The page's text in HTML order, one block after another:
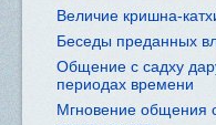
Величие кришна-
Беседы преданных
Общение с садху
периодах времени
Мгновение общения